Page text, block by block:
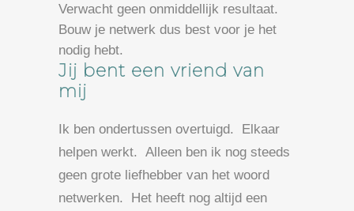
Verwacht geen onmiddellijk resultaat.
Bouw je netwerk dus best voor je het
nodig hebt.
Jij bent een vriend van
mij
Ik ben ondertussen overtuigd. Elkaar
helpen werkt. Alleen ben ik nog steeds
geen grote liefhebber van het woord
netwerken. Het heeft nog altijd een